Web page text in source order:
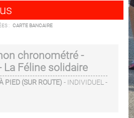
: CARTE BANCAIRE
chronométré -
La Féline solidaire
PIED (SUR ROUTE) - INDIVIDUEL -